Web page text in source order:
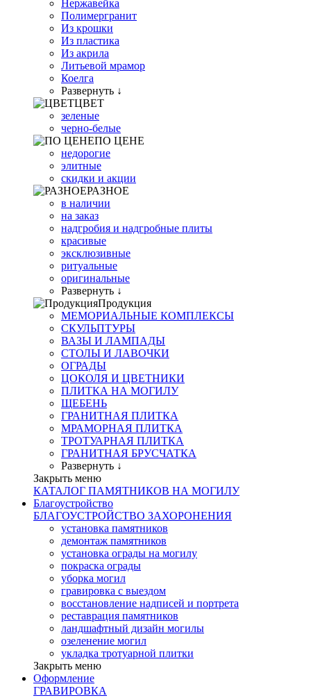
Нержавейка
Полимергранит
Из крошки
Из пластика
Из акрила
Литьевой мрамор
Коелга
Развернуть ↓
ЦВЕТ
зеленые
черно-белые
ПО ЦЕНЕ
недорогие
элитные
скидки и акции
РАЗНОЕ
в наличии
на заказ
надгробия и надгробные плиты
красивые
эксклюзивные
ритуальные
оригинальные
Развернуть ↓
Продукция
МЕМОРИАЛЬНЫЕ КОМПЛЕКСЫ
СКУЛЬПТУРЫ
ВАЗЫ И ЛАМПАДЫ
СТОЛЫ И ЛАВОЧКИ
ОГРАДЫ
ЦОКОЛЯ И ЦВЕТНИКИ
ПЛИТКА НА МОГИЛУ
ЩЕБЕНЬ
ГРАНИТНАЯ ПЛИТКА
МРАМОРНАЯ ПЛИТКА
ТРОТУАРНАЯ ПЛИТКА
ГРАНИТНАЯ БРУСЧАТКА
Развернуть ↓
Закрыть меню
КАТАЛОГ ПАМЯТНИКОВ НА МОГИЛУ
Благоустройство
БЛАГОУСТРОЙСТВО ЗАХОРОНЕНИЯ
установка памятников
демонтаж памятников
установка ограды на могилу
покраска ограды
уборка могил
гравировка с выездом
восстановление надписей и портрета
реставрация памятников
ландшафтный дизайн могилы
озеленение могил
укладка тротуарной плитки
Закрыть меню
Оформление
ГРАВИРОВКА